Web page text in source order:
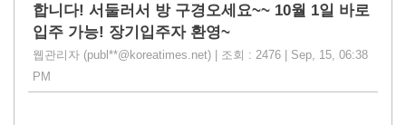
합니다! 서둘러서 방 구경오세요~~ 10월 1일 바로
입주 가능! 장기입주자 환영~
웹관리자 (publ**@koreatimes.net) | 조회 : 2476 | Sep, 15, 06:38
PM